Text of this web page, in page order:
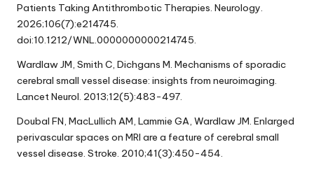
Patients Taking Antithrombotic Therapies. Neurology.
2026;106(7):e214745.
doi:10.1212/WNL.0000000000214745.
Wardlaw JM, Smith C, Dichgans M. Mechanisms of sporadic
cerebral small vessel disease: insights from neuroimaging.
Lancet Neurol. 2013;12(5):483-497.
Doubal FN, MacLullich AM, Lammie GA, Wardlaw JM. Enlarged
perivascular spaces on MRI are a feature of cerebral small
vessel disease. Stroke. 2010;41(3):450-454.